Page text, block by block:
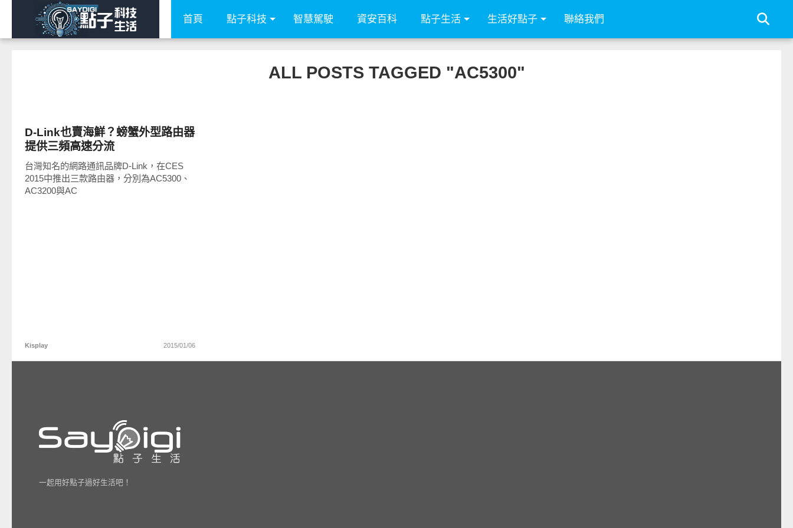
首頁 點子科技 智慧駕駛 資安百科 點子生活 生活好點子 聯絡我們
ALL POSTS TAGGED "AC5300"
D-Link也賣海鮮？螃蟹外型路由器
提供三頻高速分流
台灣知名的網路通訊品牌D-Link，在CES
2015中推出三款路由器，分別為AC5300、
AC3200與AC
Kisplay 2015/01/06
一起用好點子過好生活吧！